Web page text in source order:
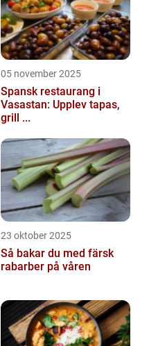
05 november 2025
Spansk restaurang i
Vasastan: Upplev tapas,
grill ...
23 oktober 2025
Så bakar du med färsk
rabarber på våren